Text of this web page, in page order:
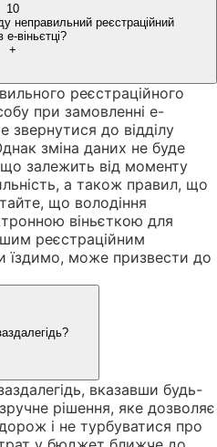
10
неправильний реєстраційний
віньєтці?
+
реєстраційного
при замовленні е-
звернутися до відділу
зміна даних не буде
залежить від моменту
а також правил, що
що володіння
віньєткою для
реєстраційним
їздимо, може призвести до
вказавши будь-
рішення, яке дозволяє
і не турбуватися про